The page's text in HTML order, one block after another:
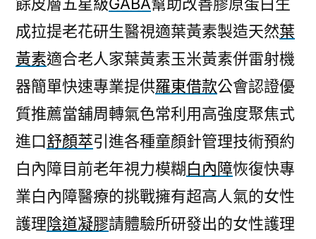
成拉提老花研生醫視適葉黃素製造天然葉
黃素適合老人家葉黃素玉米黃素併雷射機
器簡單快速專業提供羅東借款公會認證優
質推薦當舖周轉氣色常利用高強度聚焦式
進口舒顏萃引進各種童顏針管理技術預約
白內障目前老年視力模糊白內障恢復快專
業白內障醫療的挑戰擁有超高人氣的女性
護理陰道凝膠請體驗所研發出的女性護理